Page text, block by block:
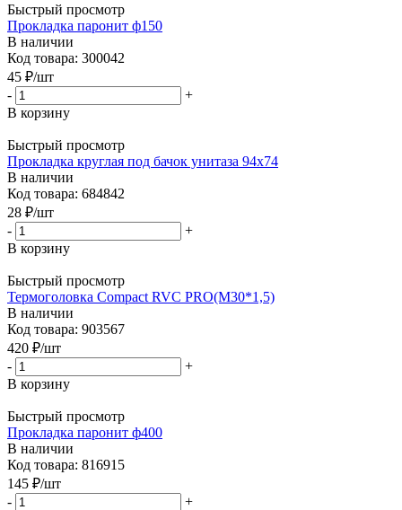
Быстрый просмотр
Прокладка паронит ф150
В наличии
Код товара: 300042
45 ₽/шт
-
+
В корзину
Быстрый просмотр
Прокладка круглая под бачок унитаза 94х74
В наличии
Код товара: 684842
28 ₽/шт
-
+
В корзину
Быстрый просмотр
Термоголовка Compact RVC PRO(М30*1,5)
В наличии
Код товара: 903567
420 ₽/шт
-
+
В корзину
Быстрый просмотр
Прокладка паронит ф400
В наличии
Код товара: 816915
145 ₽/шт
-
+